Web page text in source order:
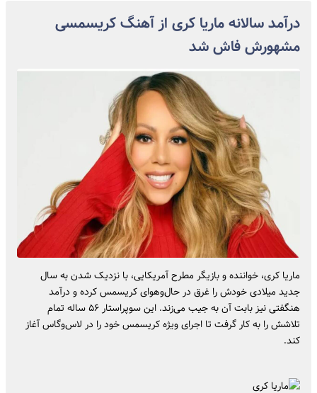
درآمد سالانه ماریا کری از آهنگ کریسمسی
مشهورش فاش شد
ماریا کری، خواننده و بازیگر مطرح آمریکایی، با نزدیک شدن به سال
جدید میلادی خودش را غرق در حال‌وهوای کریسمس کرده و درآمد
هنگفتی نیز بابت آن به جیب می‌زند. این سوپراستار ۵۶ ساله تمام
تلاشش را به کار گرفت تا اجرای ویژه کریسمس خود را در لاس‌وگاس آغاز
کند.